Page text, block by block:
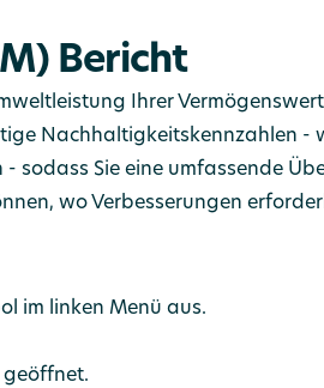
Bericht
Ihrer
Nachhaltigkeitskennzahlen -
sodass Sie eine umfassende
wo Verbesserungen
im linken Menü aus.